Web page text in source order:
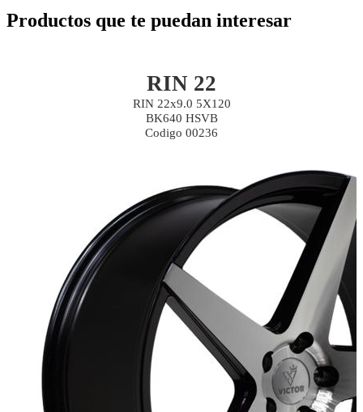
Productos que te puedan interesar
RIN 22
RIN 22x9.0 5X120
BK640 HSVB
Codigo 00236